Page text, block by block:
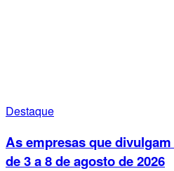
Destaque
As empresas que
de 3 a 8 de agosto de 2026